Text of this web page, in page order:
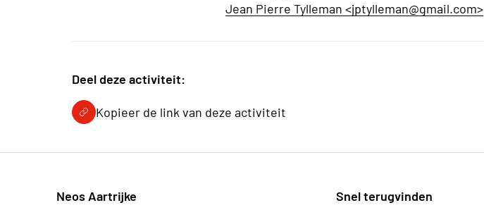
Jean Pierre Tylleman <jptylleman@gmail.com>
Deel deze activiteit:
Kopieer de link van deze activiteit
Neos Aartrijke
Snel terugvinden